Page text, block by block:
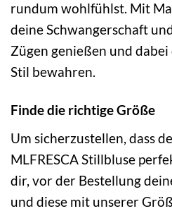
rundum wohlfühlst. Mit
deine Schwangerschaft
Zügen genießen und
Stil bewahren.
Finde die richtige Größe
Um sicherzustellen, dass
MLFRESCA Stillbluse
dir, vor der Bestellung
und diese mit unserer